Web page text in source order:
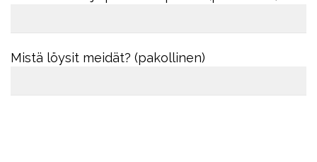
Mistä löysit meidät? (pakollinen)